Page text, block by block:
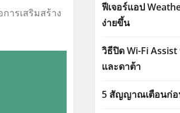
ารเสริมสร้าง
ฟีเจอร์แอป
ง่ายขึ้น
วิธีปิด Wi-Fi
และดาต้า
5 สัญญาณเตือนก่อ